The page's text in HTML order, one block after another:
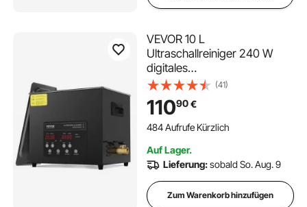
VEVOR 10 L
Ultraschallreiniger 240 W
digitales
Ultraschallreinigungsgerät
mit Schonmodus &
verbesserter Entgasung, 40
kHz industrieller
& Timer, für Brillen Uhren
Schwarz
(41)
11090€
484 Aufrufe Kürzlich
Auf Lager.
Lieferung:sobald So. Aug. 9
Zum Warenkorb hinzufügen